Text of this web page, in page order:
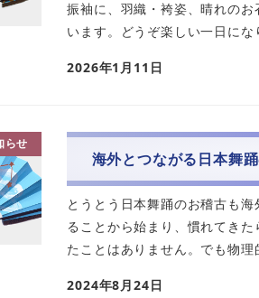
振袖に、羽織・袴姿、晴れの
います。どうぞ楽しい一日に
2026年1月11日
らせ
海外とつながる日本舞
とうとう日本舞踊のお稽古も
ることから始まり、慣れてき
たことはありません。でも物
2024年8月24日